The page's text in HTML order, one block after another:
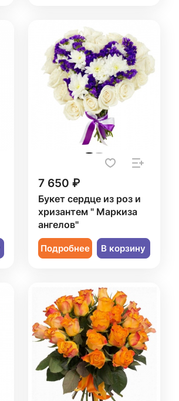
7 650 ₽
Букет сердце из роз и
хризантем " Маркиза
ангелов"
Подробнее В корзину